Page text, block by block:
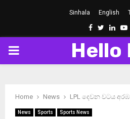
Sinhala English
Facebook
Twitter
PRIMARY
Hello
Home News LPL දෙවන වටය
News Sports Sports News